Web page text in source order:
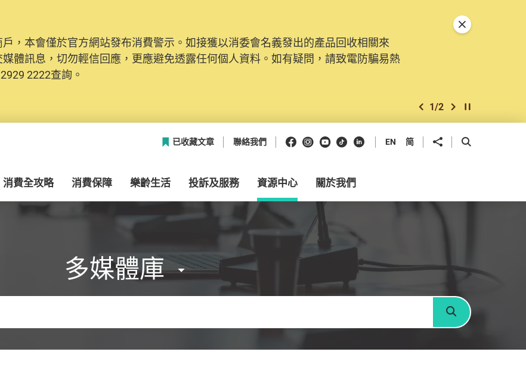
，本會僅於官方網站發布消費警示。如接獲以消委會名義發出的產品回收相關來
體訊息，切勿輕信回應，更應避免透露任何個人資料。如有疑問，請致電防騙易熱
2222查詢。
安全，本會的投訴處理系統已經進行升級及推出新功能。由2025年11月10日起，
資料（包括姓名、電郵及電話）註冊帳戶，才可提交投訴、查詢及建議。所有提交
，方便日後作出跟進。
上一個
2/2 下一個開始/暫停幻燈
關閉特別通告
已收藏文章 聯絡我們 Facebook
Instagram
Youtube
抖音領英 EN 简 分享到 開啟搜尋框
消費全攻略 消費保障 樂齡生活 投訴及服務 資源中心 關於我們
多媒體庫
搜尋